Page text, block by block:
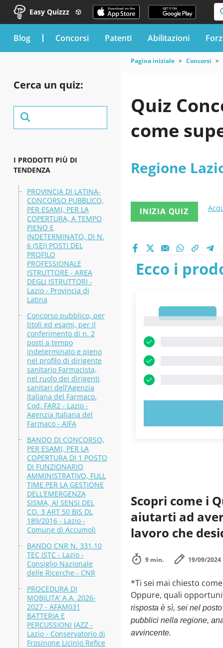
Easy Quizzz
blog Concorsi Patenti Abilitazioni
Cerca un quiz:
I PRODOTTI PIÙ DI
TENDENZA
PROVINCIA DI LATINA-
CONCORSO PUBBLICO,
PER ESAMI, PER LA
COPERTURA, A TEMPO
PIENO E
INDETERMINATO, DI N.
6 (SEI) POSTI DEL
PROFILO
PROFESSIONALE
ISTRUTTORE - AREA
DEGLI ISTRUTTORI -
Lazio - Provincia di
Latina
Concorso pubblico, per
titoli ed esami, per il
conferimento di n. 2
posti a tempo
indeterminato e pieno
nel profilo di dirigente
sanitario Farmacista,
nel ruolo dei dirigenti
sanitari dell’Agenzia
Italiana del Farmaco.
Cod. FAR2 - Lazio -
Agenzia Italiana del
Farmaco - AIFA
BANDO DI CONCORSO,
PER ESAMI, PER LA
COPERTURA DI 1 POSTO
DI FUNZIONARIO
AMMINISTRATIVO, FULL
TIME PER LA GESTIONE
DELL’EMERGENZA
SISMA, AI SENSI DEL
CO. 3 ART 50 BIS DL
189/2016 - Lazio -
Comune di Accumoli
BANDO CNR N. 331.10
TEC ISTC - Lazio -
Consiglio Nazionale
delle Ricerche - CNR
PROCEDURA DI
MOBILITA’ A.A. 2026-
2027 - AFAM031
BATTERIA E
PERCUSSIONI JAZZ -
Lazio - Conservatorio di
Frosinone Licinio Refice
Pagina iniziale Concorsi
Quiz
come
Regione
INIZIA QUIZ
Ecco i
Scopri come i
aiutarti ad
lavoro che
9 min. 19/09/2024
*Ti sei mai chiesto
Oppure, quali
risposta è sì, sei nel
pubblici nella regione,
avvincente.